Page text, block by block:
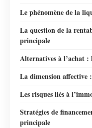
Le phénomène de la
La question de la
principale
Alternatives à l’achat :
La dimension affective
Les risques liés à
Stratégies de
principale